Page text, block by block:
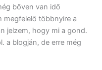
bőven van idő
megfelelő többnyire a
jelzem, hogy mi a gond.
a blogján, de erre még